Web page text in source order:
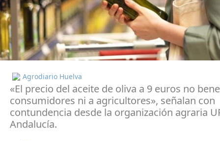
Agrodiario Huelva
«El precio del aceite de oliva a 9 euros no
consumidores ni a agricultores», señalan con
contundencia desde la organización agraria
Andalucía.